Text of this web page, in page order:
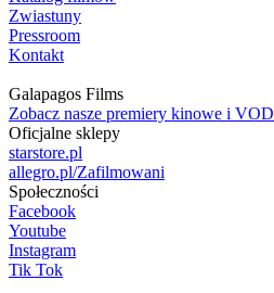
Zwiastuny
Pressroom
Kontakt
Galapagos Films
Zobacz nasze premiery kinowe i VOD
Oficjalne sklepy
starstore.pl
allegro.pl/Zafilmowani
Społeczności
Facebook
Youtube
Instagram
Tik Tok